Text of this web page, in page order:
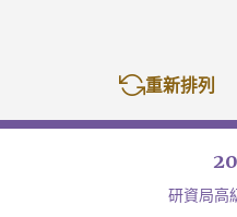
重新排列
研資局高